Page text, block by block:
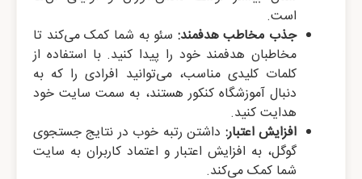
است.
جذب مخاطب هدفمند: سئو به شما کمک می‌کند تا
مخاطبان هدفمند خود را پیدا کنید. با استفاده از
کلمات کلیدی مناسب، می‌توانید افرادی را که به
دنبال آموزشگاه کنکور هستند، به سمت سایت خود
هدایت کنید.
افزایش اعتبار: داشتن رتبه خوب در نتایج جستجوی
گوگل، به افزایش اعتبار و اعتماد کاربران به سایت
شما کمک می‌کند.